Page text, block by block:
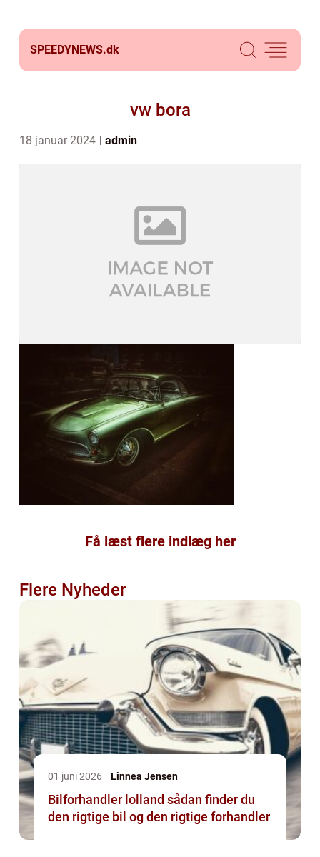
SPEEDYNEWS.dk
vw bora
18 januar 2024 admin
Få læst flere indlæg her
Flere Nyheder
01 juni 2026 Linnea Jensen
Bilforhandler lolland sådan finder du
den rigtige bil og den rigtige forhandler